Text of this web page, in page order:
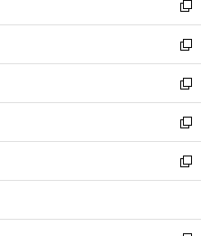
く
で
開
く
ド
ウ
で
開
く
ィ
ン
ド
ウ
で
開
く
い
ウ
ィ
ン
ド
ウ
で
開
く
新
し
い
ウ
ィ
ン
ド
ウ
で
開
新
し
い
ウ
ィ
ン
ド
ウ
開
新
し
い
ウ
ィ
ン
ウ
新
し
い
ウ
ン
新
し
ウ